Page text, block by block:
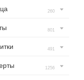
260
801
491
1256